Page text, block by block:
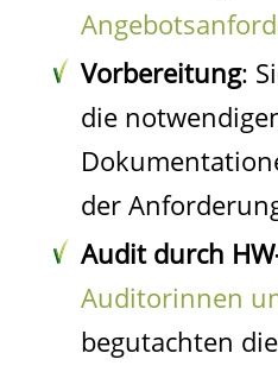
Vorbereitung:
die
der
Audit durch
Auditorinnen
begutachten